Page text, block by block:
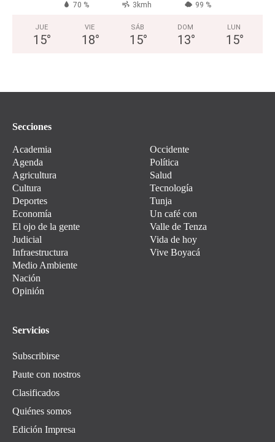
70 % 3kmh 99 %
JUE
15°
VIE
18°
SÁB
15°
DOM
13°
LUN
15°
Secciones
Academia
Agenda
Agricultura
Cultura
Deportes
Economía
El ojo de la gente
Judicial
Infraestructura
Medio Ambiente
Nación
Opinión
Occidente
Política
Salud
Tecnología
Tunja
Un café con
Valle de Tenza
Vida de hoy
Vive Boyacá
Servicios
Subscribirse
Paute con nostros
Clasificados
Quiénes somos
Edición Impresa